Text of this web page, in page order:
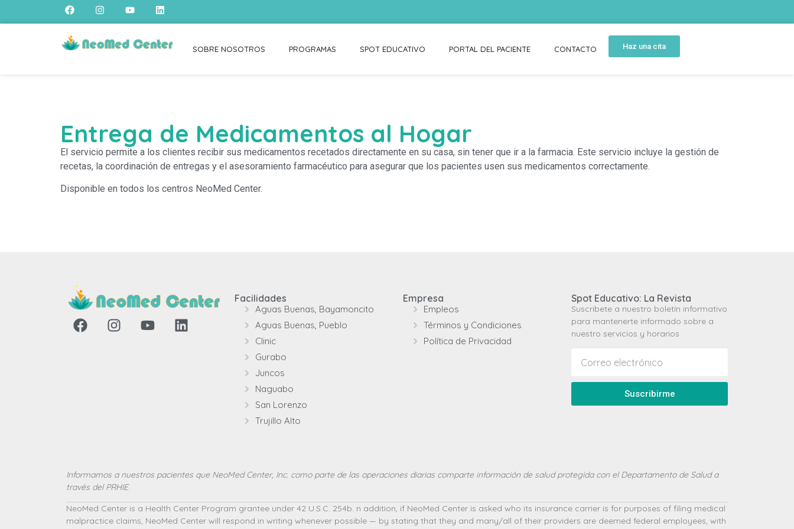
SOBRE NOSOTROS PROGRAMAS SPOT EDUCATIVO PORTAL DEL PACIENTE CONTACTO Haz una cita
Entrega de Medicamentos al Hogar
El servicio permite a los clientes recibir sus medicamentos recetados directamente en su casa, sin tener que ir a la farmacia. Este servicio incluye la gestión de
recetas, la coordinación de entregas y el asesoramiento farmacéutico para asegurar que los pacientes usen sus medicamentos correctamente.
Disponible en todos los centros NeoMed Center.
Facilidades
Aguas Buenas, Bayamoncito
Aguas Buenas, Pueblo
Clinic
Gurabo
Juncos
Naguabo
San Lorenzo
Trujillo Alto
Empresa
Empleos
Términos y Condiciones
Política de Privacidad
Spot Educativo: La Revista
Suscribete a nuestro boletín informativo
para mantenerte informado sobre a
nuestro servicios y horarios
Suscribirme
Informamos a nuestros pacientes que NeoMed Center, Inc. como parte de las operaciones diarias comparte información de salud protegida con el Departamento de Salud a
través del PRHIE.
NeoMed Center is a Health Center Program grantee under 42 U.S.C. 254b. n addition, if NeoMed Center is asked who its insurance carrier is for purposes of filing medical
malpractice claims, NeoMed Center will respond in writing whenever possible — by stating that they and many/all of their providers are deemed federal employees, with